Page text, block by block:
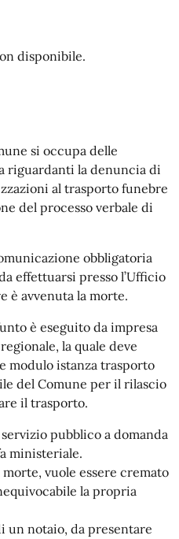
disponibile.
si occupa delle
riguardanti la denuncia di
al trasporto funebre
del processo verbale di
obbligatoria
effettuarsi presso l’Ufficio
è avvenuta la morte.
è eseguito da impresa
la quale deve
modulo istanza trasporto
del Comune per il rilascio
il trasporto.
pubblico a domanda
ministeriale.
vuole essere cremato
la propria
un notaio, da presentare